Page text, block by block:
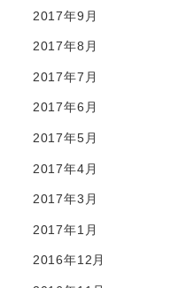
2017年9月
2017年8月
2017年7月
2017年6月
2017年5月
2017年4月
2017年3月
2017年1月
2016年12月